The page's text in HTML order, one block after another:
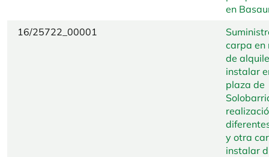
en
16/25722_00001
carpa en
de
instalar
plaza de
y otra
instalar